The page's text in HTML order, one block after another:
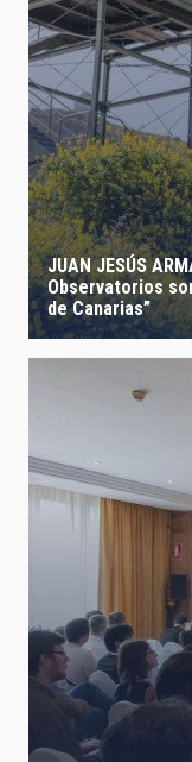
JUAN JESÚS
Observatorios
de Canarias”